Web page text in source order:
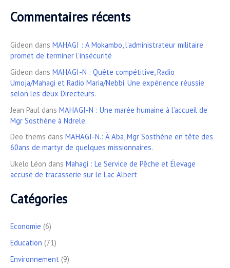
Commentaires récents
Gideon dans MAHAGI : A Mokambo, l’administrateur militaire
promet de terminer l’insécurité
Gideon dans MAHAGI-N : Quête compétitive, Radio
Umoja/Mahagi et Radio Maria/Nebbi. Une expérience réussie
selon les deux Directeurs.
Jean Paul dans MAHAGI-N : Une marée humaine à l’accueil de
Mgr Sosthène à Ndrele.
Deo thems dans MAHAGI-N.: À Aba, Mgr Sosthène en tête des
60ans de martyr de quelques missionnaires.
Ukelo Léon dans Mahagi : Le Service de Pêche et Élevage
accusé de tracasserie sur le Lac Albert
Catégories
Economie (6)
Education (71)
Environnement (9)